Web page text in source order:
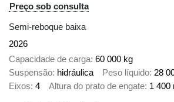
Preço sob consulta
Semi-reboque baixa
2026
Capacidade de carga 60 000 kg
Suspensão hidráulica Peso líquido 28
Eixos 4 Altura do prato de engate 1 400